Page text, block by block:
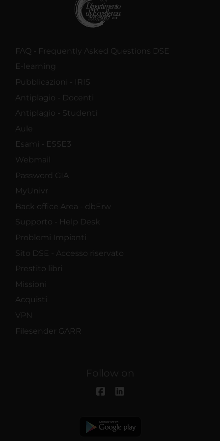
FAQ - Frequently Asked Questions DSE
E-learning
Pubblicazioni - IRIS
Antiplagio - Docenti
Antiplagio - Studenti
Aule
Esami - ESSE3
Webmail
Password GIA
MyUnivr
Back office Area - dbErw
Supporto - Help Desk
Problemi Impianti
Sito DSE - Accesso riservato
Prestito libri
Missioni
Acquisti
VPN
Filesender GARR
Follow on